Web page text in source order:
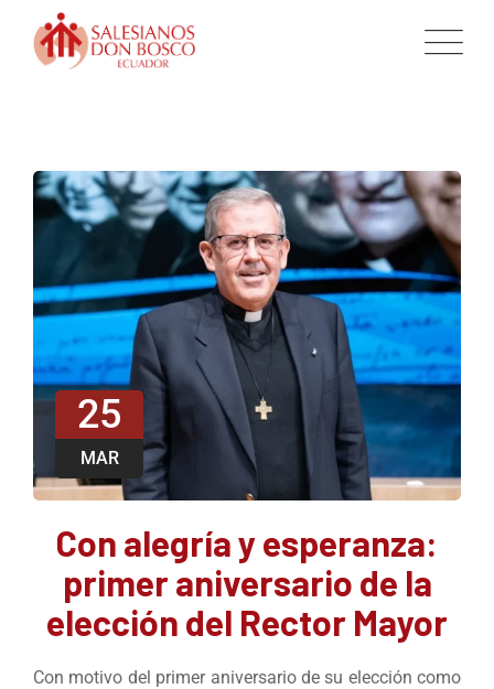
25
MAR
Con alegría y esperanza:
primer aniversario de la
elección del Rector Mayor
Con motivo del primer aniversario de su elección como